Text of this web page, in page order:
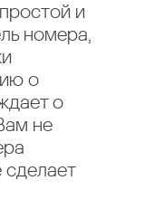
и
номера,
о
о
не